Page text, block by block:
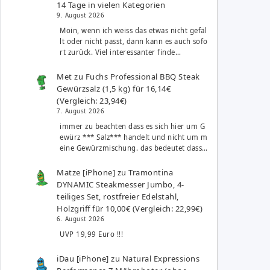
14 Tage in vielen Kategorien
9. August 2026
Moin, wenn ich weiss das etwas nicht gefäl
lt oder nicht passt, dann kann es auch sofo
rt zurück. Viel interessanter finde…
Met zu Fuchs Professional BBQ Steak
Gewürzsalz (1,5 kg) für 16,14€
(Vergleich: 23,94€)
7. August 2026
immer zu beachten dass es sich hier um G
ewürz *** Salz*** handelt und nicht um m
eine Gewürzmischung. das bedeutet dass…
Matze [iPhone] zuTramontina
DYNAMIC Steakmesser Jumbo, 4-
teiliges Set, rostfreier Edelstahl,
Holzgriff für 10,00€ (Vergleich: 22,99€)
6. August 2026
UVP 19,99 Euro !!!
iDau [iPhone] zu Natural Expressions